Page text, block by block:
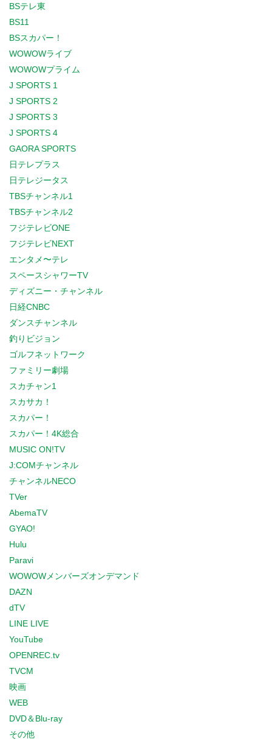
BSテレ東
BS11
BSスカパー！
WOWOWライブ
WOWOWプライム
J SPORTS 1
J SPORTS 2
J SPORTS 3
J SPORTS 4
GAORA SPORTS
日テレプラス
日テレジータス
TBSチャンネル1
TBSチャンネル2
フジテレビONE
フジテレビNEXT
エンタメ〜テレ
スペースシャワーTV
ディズニー・チャンネル
日経CNBC
ダンスチャンネル
釣りビジョン
ゴルフネットワーク
ファミリー劇場
スカチャン1
スカサカ！
スカパー！
スカパー！4K総合
MUSIC ON!TV
J:COMチャンネル
チャンネルNECO
TVer
AbemaTV
GYAO!
Hulu
Paravi
WOWOWメンバーズオンデマンド
DAZN
dTV
LINE LIVE
YouTube
OPENREC.tv
TVCM
映画
WEB
DVD＆Blu-ray
その他